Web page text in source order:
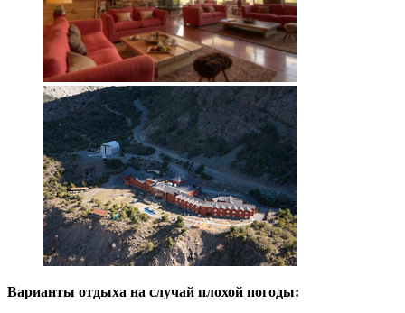
Варианты отдыха на случай плохой погоды: